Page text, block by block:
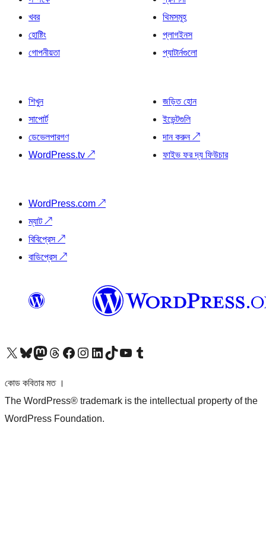
খবর
হোষ্টিং
গোপনীয়তা
থিমসমূহ
প্লাগইনস
প্যাটার্নগুলো
শিখুন
সাপোর্ট
ডেভেলপারগণ
WordPress.tv ↗
জড়িত হোন
ইভেন্টগুলি
দান করুন↗
ফাইভ ফর দ্য ফিউচার
WordPress.com ↗
ম্যাট↗
বিবিপ্রেস↗
বাডিপ্রেস↗
আমাদের X (আগের টুইটার) অ্যাকাউন্টে যানআমাদের Bluesky অ্যাকাউন্টটি দেখুনআমাদের মাস্টোডন অ্যাকাউন্টটি দেখুনআমাদের থ্রেডস অ্যাকাউন্টটি দেখুনআমাদের ফেসবুক পেজ দেখুনআমাদের ইন্সটাগ্রাম অ্যাকাউন্ট দেখুনআমাদের লিঙ্কডইন অ্যাকাউন্টে যানআমাদের TikTok অ্যাকাউন্টটি দেখুনআমাদের ইউটিউব চ্যানেলে যান আমাদের টাম্বলার অ্যাকাউন্ট দেখুন
কোড কবিতার মত ।
The WordPress® trademark is the intellectual property of the
WordPress Foundation.